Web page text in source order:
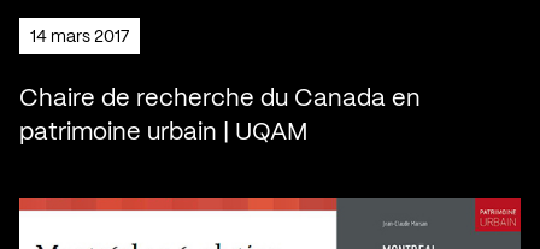
14 mars 2017
Chaire de recherche du Canada en
patrimoine urbain | UQAM